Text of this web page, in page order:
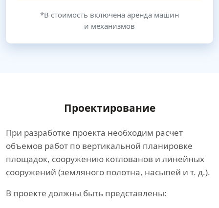
*В стоимость включена аренда машин
и механизмов
Проектирование
При разработке проекта необходим расчет
объемов работ по вертикальной планировке
площадок, сооружению котлованов и линейных
сооружений (земляного полотна, насыпей и т. д.).
В проекте должны быть представлены: